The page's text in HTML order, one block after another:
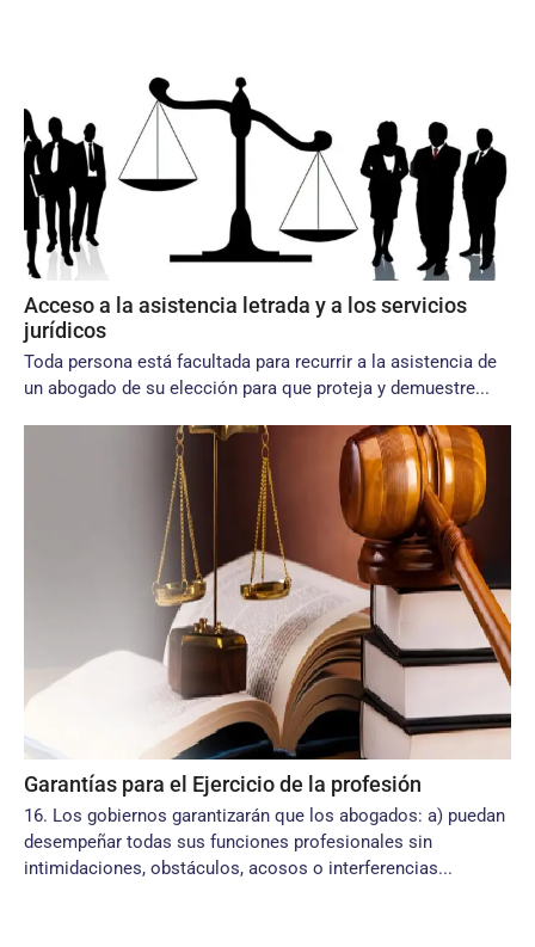
Acceso a la asistencia letrada y a los servicios
jurídicos
Toda persona está facultada para recurrir a la asistencia de
un abogado de su elección para que proteja y demuestre...
Garantías para el Ejercicio de la profesión
16. Los gobiernos garantizarán que los abogados: a) puedan
desempeñar todas sus funciones profesionales sin
intimidaciones, obstáculos, acosos o interferencias...